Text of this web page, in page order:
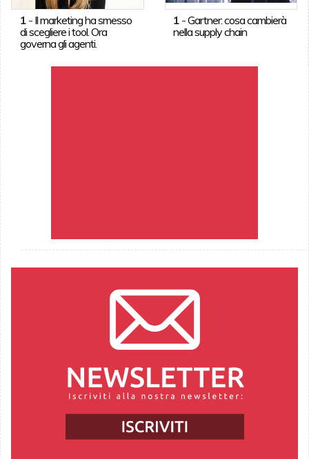
1- Il marketing ha smesso
di scegliere i tool. Ora
governa gli agenti.
1 -Gartner: cosa cambierà
nella supply chain